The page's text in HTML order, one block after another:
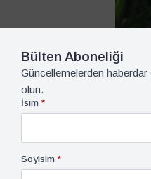
Bülten Aboneliği
Güncellemelerden
olun.
İsim *
Soyisim *